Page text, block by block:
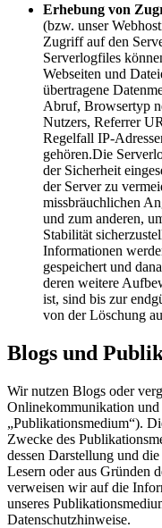
Erhebung von
(bzw. unser
Zugriff auf den
Serverlogfiles
Webseiten und
übertragene
Abruf, Browsertyp
Nutzers, Referrer
Regelfall IP-
gehören.Die
der Sicherheit
der Server zu
missbräuchlichen
und zum anderen,
Stabilität
Informationen
gespeichert und
deren weitere
ist, sind bis zur
von der Löschung
Blogs und
Wir nutzen Blogs oder
Onlinekommunikation
„Publikationsmedium“).
Zwecke des
dessen Darstellung und
Lesern oder aus Gründen
verweisen wir auf die
unseres
Datenschutzhinweise.